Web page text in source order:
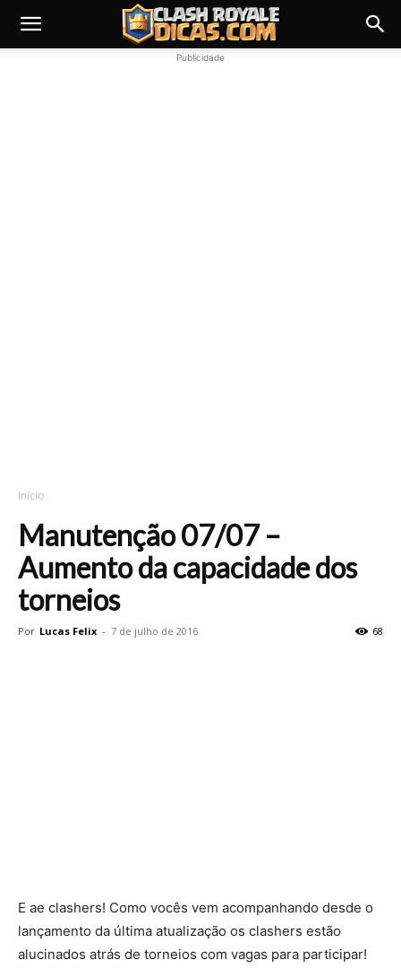
Publicidade
Início
Manutenção 07/07 –
Aumento da capacidade dos
torneios
Por Lucas Felix - 7 de julho de 2016 68
E ae clashers! Como vocês vem acompanhando desde o
lançamento da última atualização os clashers estão
alucinados atrás de torneios com vagas para participar!